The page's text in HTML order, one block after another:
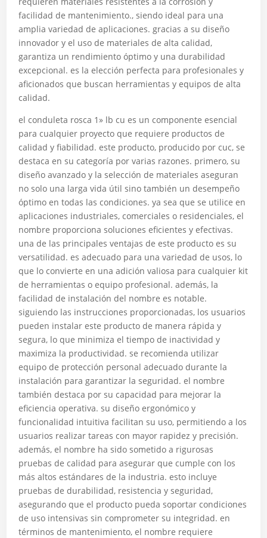
facilidad de mantenimiento., siendo ideal para una
amplia variedad de aplicaciones. gracias a su diseño
innovador y el uso de materiales de alta calidad,
garantiza un rendimiento óptimo y una durabilidad
excepcional. es la elección perfecta para profesionales y
aficionados que buscan herramientas y equipos de alta
calidad.
el conduleta rosca 1» lb cu es un componente esencial
para cualquier proyecto que requiere productos de
calidad y fiabilidad. este producto, producido por cuc, se
destaca en su categoría por varias razones. primero, su
diseño avanzado y la selección de materiales aseguran
no solo una larga vida útil sino también un desempeño
óptimo en todas las condiciones. ya sea que se utilice en
aplicaciones industriales, comerciales o residenciales, el
nombre proporciona soluciones eficientes y efectivas.
una de las principales ventajas de este producto es su
versatilidad. es adecuado para una variedad de usos, lo
que lo convierte en una adición valiosa para cualquier kit
de herramientas o equipo profesional. además, la
facilidad de instalación del nombre es notable.
siguiendo las instrucciones proporcionadas, los usuarios
pueden instalar este producto de manera rápida y
segura, lo que minimiza el tiempo de inactividad y
maximiza la productividad. se recomienda utilizar
equipo de protección personal adecuado durante la
instalación para garantizar la seguridad. el nombre
también destaca por su capacidad para mejorar la
eficiencia operativa. su diseño ergonómico y
funcionalidad intuitiva facilitan su uso, permitiendo a los
usuarios realizar tareas con mayor rapidez y precisión.
además, el nombre ha sido sometido a rigurosas
pruebas de calidad para asegurar que cumple con los
más altos estándares de la industria. esto incluye
pruebas de durabilidad, resistencia y seguridad,
asegurando que el producto pueda soportar condiciones
de uso intensivas sin comprometer su integridad. en
términos de mantenimiento, el nombre requiere